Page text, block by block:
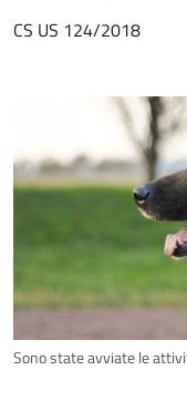
CS US 124/2018
Sono state avviate le